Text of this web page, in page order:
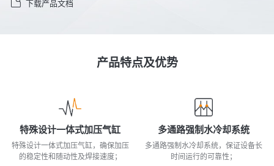
下载产品文档
产品特点及优势
特殊设计一体式加压气缸
特殊设计一体式加压气缸，确保加压
的稳定性和随动性及焊接速度；
多通路强制水冷却系统
多通路强制水冷却系统，保证设备长
时间运行的可靠性；